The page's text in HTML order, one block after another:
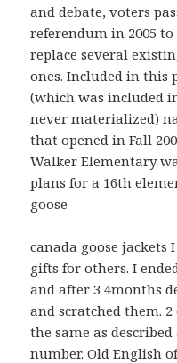
and debate, voters
referendum in 2005
replace several
ones. Included in this
(which was included
never materialized)
that opened in Fall
Walker Elementary
plans for a 16th
goose
canada goose
gifts for others. I
and after 3 4months
and scratched them.
the same as
number. Old English